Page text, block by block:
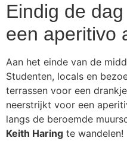
Eindig de
een aperitivo
Aan het einde van de
Studenten, locals en
terrassen voor een
neerstrijkt voor een
langs de beroemde
Keith Haring te wandelen!